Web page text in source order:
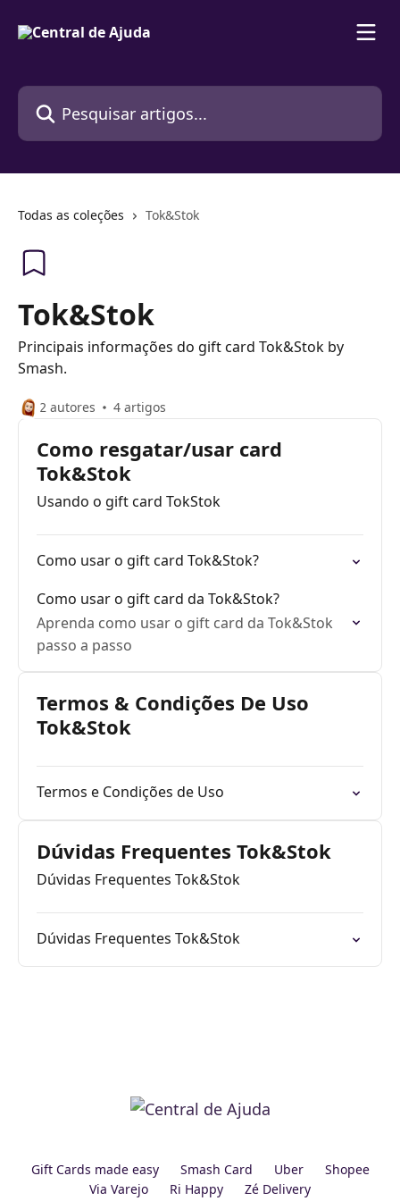
Pesquisar artigos...
Todas as coleções Tok&Stok
Tok&Stok
Principais informações do gift card Tok&Stok by
Smash.
2 autores 4 artigos
Como resgatar/usar card
Tok&Stok
Usando o gift card TokStok
Como usar o gift card Tok&Stok?
Como usar o gift card da Tok&Stok?
Aprenda como usar o gift card da Tok&Stok
passo a passo
Termos & Condições De Uso
Tok&Stok
Termos e Condições de Uso
Dúvidas Frequentes Tok&Stok
Dúvidas Frequentes Tok&Stok
Dúvidas Frequentes Tok&Stok
Gift Cards made easy Smash Card Uber
Shopee
Via Varejo
Ri Happy Zé Delivery